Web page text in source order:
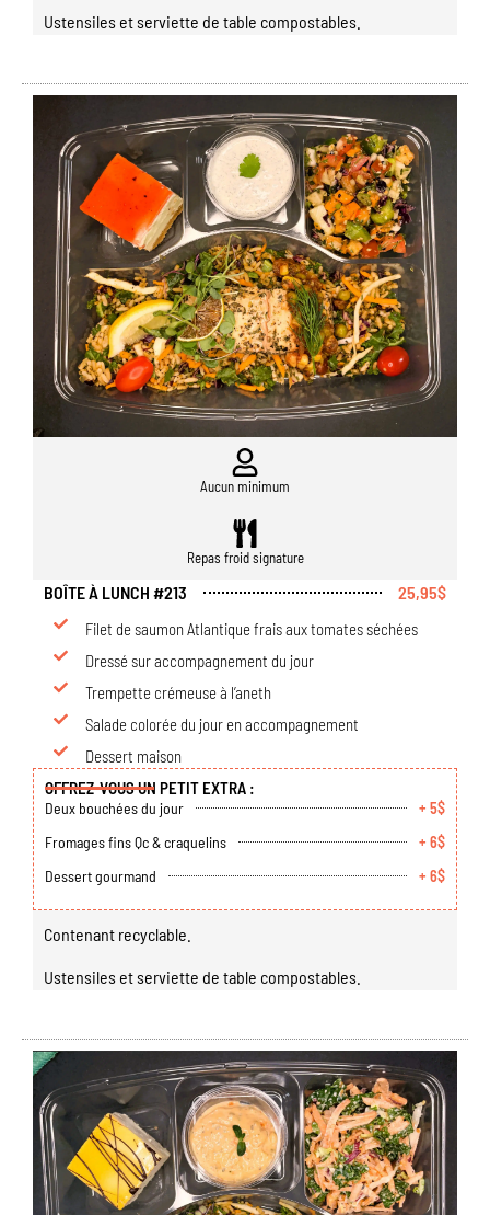
Ustensiles et serviette de table compostables.
Aucun minimum
Repas froid signature
BOÎTE À LUNCH #213 25,95$
Filet de saumon Atlantique frais aux tomates séchées
Dressé sur accompagnement du jour
Trempette crémeuse à l’aneth
Salade colorée du jour en accompagnement
Dessert maison
OFFREZ-VOUS UN PETIT EXTRA :
Deux bouchées du jour
+ 5$
Fromages fins Qc & craquelins
+ 6$
Dessert gourmand
+ 6$
Contenant recyclable.
Ustensiles et serviette de table compostables.